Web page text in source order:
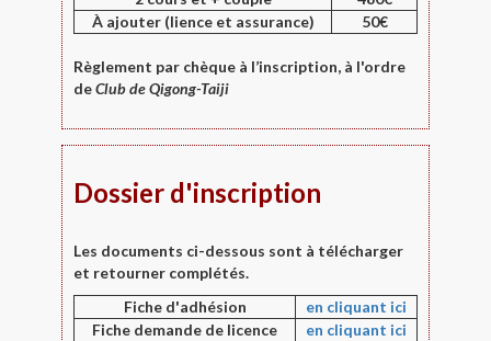
À ajouter (lience et assurance)
50€
Règlement par chèque à l’inscription, à l'ordre
deClub de Qigong-Taiji
Dossier d'inscription
Les documents ci-dessous sont à télécharger
et retourner complétés.
Fiche d'adhésion
en cliquant ici
Fiche demande de licence
en cliquant ici